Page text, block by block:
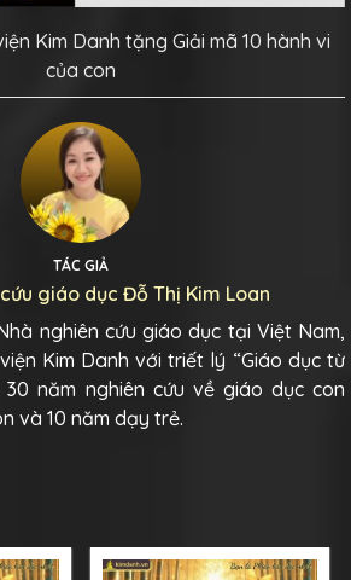
Kim Danh tặng Giải mã 10 hành vi
của con
TÁC GIẢ
giáo dục Đỗ Thị Kim Loan
nghiên cứu giáo dục tại Việt Nam,
Kim Danh với triết lý “Giáo dục từ
30 năm nghiên cứu về giáo dục con
và 10 năm dạy trẻ.